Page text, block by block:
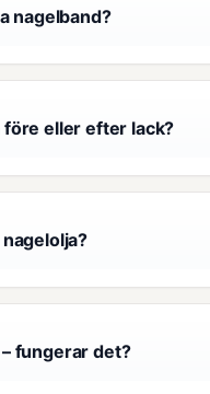
nagelband?
före eller efter lack?
fungerar det?